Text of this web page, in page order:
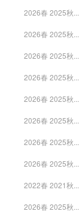
2026春 2025秋...
2026春 2025秋...
2026春 2025秋...
2026春 2025秋...
2026春 2025秋...
2026春 2025秋...
2026春 2025秋...
2026春 2025秋...
2022春 2021秋...
2026春 2025秋...